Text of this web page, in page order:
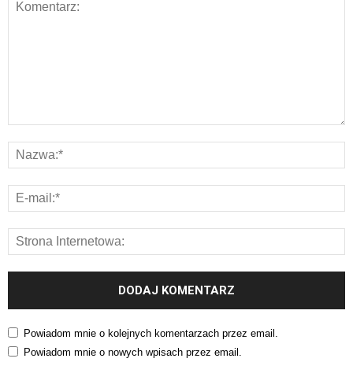
Powiadom mnie o kolejnych komentarzach przez email.
Powiadom mnie o nowych wpisach przez email.